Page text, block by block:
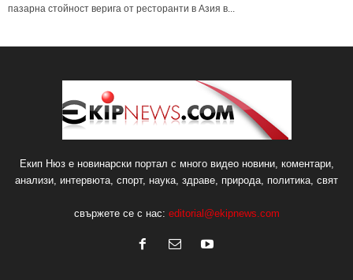
пазарна стойност верига от ресторанти в Азия в...
Екип Нюз е новинарски портал с много видео новини, коментари,
анализи, интервюта, спорт, наука, здраве, природа, политика, свят
свържете се с нас: editorial@ekipnews.com